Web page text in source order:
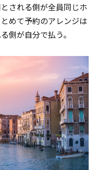
される側が全員同じホ
めて予約のアレンジは
側が自分で払う。